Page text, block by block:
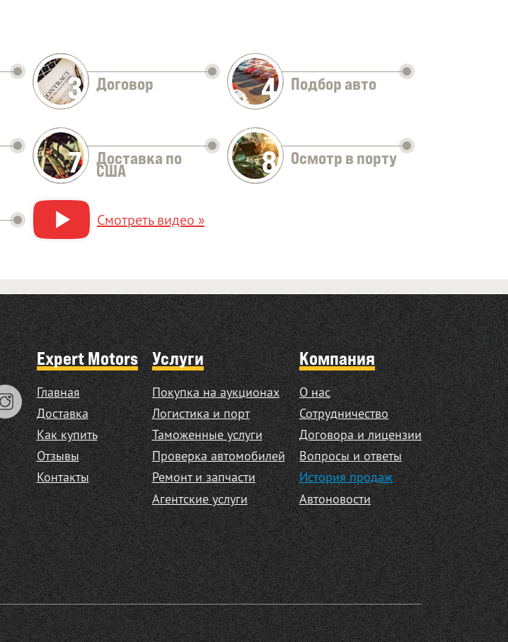
3 Договор 4 Подбор авто
7 Доставка по
США 8 Осмотр в порту
Смотреть видео »
Expert Motors
Главная
Доставка
Как купить
Отзывы
Контакты
Услуги
Покупка на аукционах
Логистика и порт
Таможенные услуги
Проверка автомобилей
Ремонт и запчасти
Агентские услуги
Компания
О нас
Сотрудничество
Договора и лицензии
Вопросы и ответы
История продаж
Автоновости